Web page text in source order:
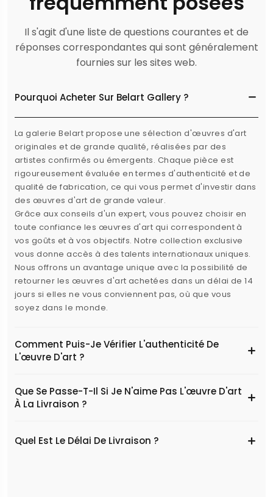
Il s'agit d'une liste de questions courantes et de
réponses correspondantes qui sont généralement
fournies sur les sites web.
Pourquoi Acheter Sur Belart Gallery ?
La galerie Belart propose une sélection d'œuvres d'art
originales et de grande qualité, réalisées par des
artistes confirmés ou émergents. Chaque pièce est
rigoureusement évaluée en termes d'authenticité et de
qualité de fabrication, ce qui vous permet d'investir dans
des œuvres d'art de grande valeur.
Grâce aux conseils d'un expert, vous pouvez choisir en
toute confiance les œuvres d'art qui correspondent à
vos goûts et à vos objectifs. Notre collection exclusive
vous donne accès à des talents internationaux uniques.
Nous offrons un avantage unique avec la possibilité de
retourner les œuvres d'art achetées dans un délai de 14
jours si elles ne vous conviennent pas, où que vous
soyez dans le monde.
Comment Puis-Je Vérifier L'authenticité De
L'œuvre D'art ?
Que Se Passe-T-Il Si Je N'aime Pas L'œuvre D'art
À La Livraison ?
Quel Est Le Délai De Livraison ?